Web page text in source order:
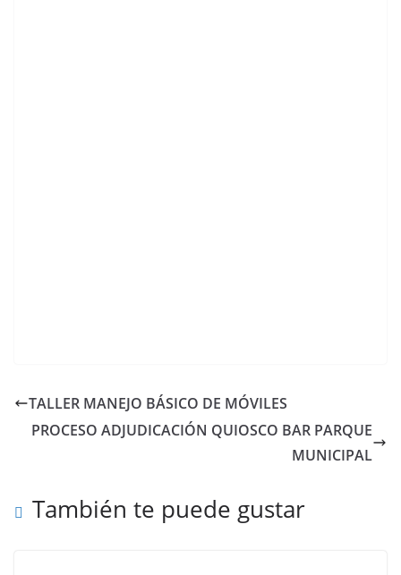
TALLER MANEJO BÁSICO DE MÓVILES
PROCESO ADJUDICACIÓN QUIOSCO BAR PARQUE
MUNICIPAL
También te puede gustar